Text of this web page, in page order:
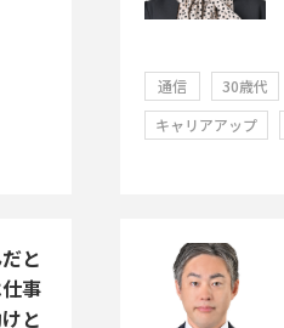
通信 30歳代
キャリアアップ
と
事
と